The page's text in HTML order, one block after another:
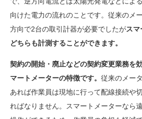
向けた電力の流れのことです。従来のメ
方向で2台の取引計器が必要でしたがス
どちらも計測することができます。
契約の開始・廃止などの契約変更業務を
マートメーターの特徴です。 従来のメー
あれば作業員は現地に行って配線接続や
ればなりません。スマートメーターなら